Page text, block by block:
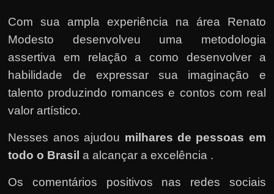
Com sua ampla experiência na área Renato
Modesto desenvolveu uma metodologia
assertiva em relação a como desenvolver a
habilidade de expressar sua imaginação e
talento produzindo romances e contos com real
valor artístico.
Nesses anos ajudou milhares de pessoas em
todo o Brasil a alcançar a excelência .
Os comentários positivos nas redes sociais